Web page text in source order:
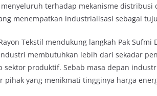
terhadap mekanisme
menempatkan industrialisasi sebagai
Tekstil mendukung langkah Pak
membutuhkan lebih dari sekadar
sektor produktif. Sebab masa depan
pihak yang menikmati tingginya harga